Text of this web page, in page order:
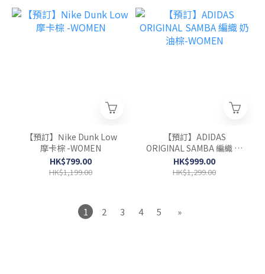
【預訂】Νike Dunk Low
摩卡棕 -WOMEN
HK$799.00
HK$1,199.00
【預訂】ADIDAS
ORIGINAL SAMBA 編織 奶
油棕-WOMEN
HK$999.00
HK$1,299.00
1 2 3 4 5 »